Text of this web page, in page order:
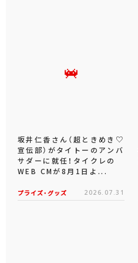
坂井仁香さん（超ときめき♡
宣伝部）がタイトーのアンバ
サダーに就任！タイクレの
WEB CMが8月1日よ...
プライズ・グッズ 2026.07.31